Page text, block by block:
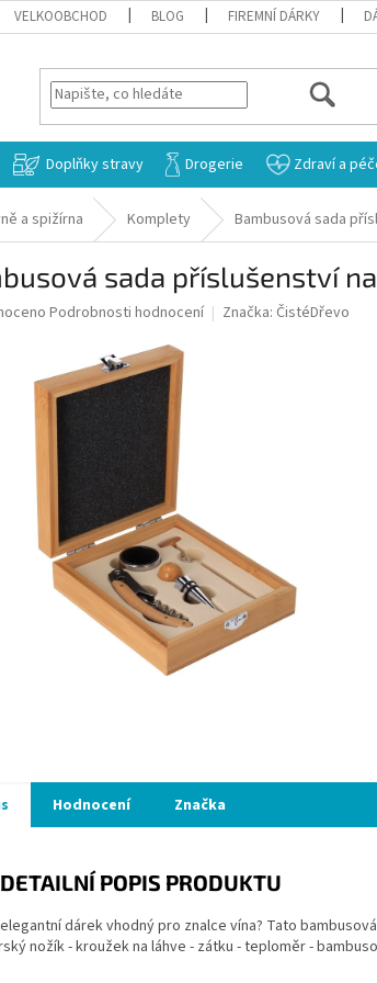
VELKOOBCHOD BLOG FIREMNÍ DÁRKY
HLEDAT
Doplňky stravy Drogerie Zdraví a
a spižírna Komplety Bambusová sada
sada příslušenství
Podrobnosti hodnocení Značka: ČistéDřevo
Hodnocení Značka
DETAILNÍ POPIS PRODUKTU
dárek vhodný pro znalce vína? Tato
nožík - kroužek na láhve - zátku - teploměr -